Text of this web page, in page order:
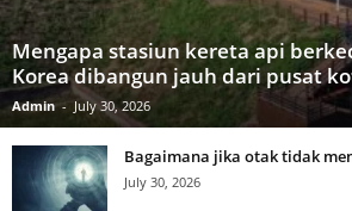
Mengapa stasiun kereta api
Korea dibangun jauh dari pusat
Admin - July 30, 2026
Bagaimana jika otak tidak
July 30, 2026